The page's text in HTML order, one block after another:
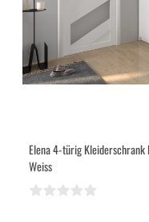
Elena 4-türig
Weiss